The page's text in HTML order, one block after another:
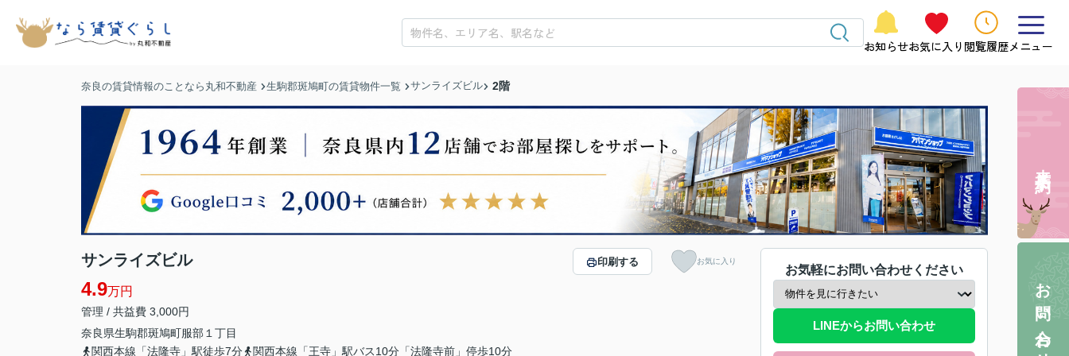
お知らせお気に入り 閲覧履歴メニュー
奈良の賃貸情報のことなら丸和不動産 生駒郡斑鳩町の賃貸物件一覧 サンライズビル 2階
サンライズビル
4.9万円
管理 / 共益費 3,000円
奈良県生駒郡斑鳩町服部 １丁目
関西本線「法隆寺」駅徒歩7分
関西本線「王寺」駅バス10分「法隆寺前」停歩10分
印刷する お気に入り
お気軽にお問い合わせください
LINEからお問い合わせ お問い合わせ